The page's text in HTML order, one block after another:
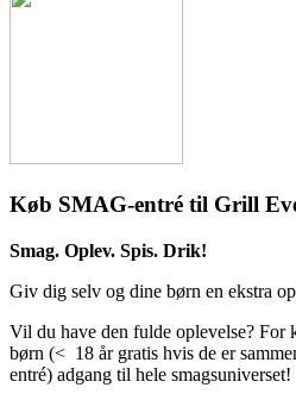
Køb SMAG-entré til Grill
Smag. Oplev. Spis. Drik!
Giv dig selv og dine børn en ekstra
Vil du have den fulde oplevelse? For
børn (< 18 år gratis hvis de er
entré) adgang til hele smagsuniverset!